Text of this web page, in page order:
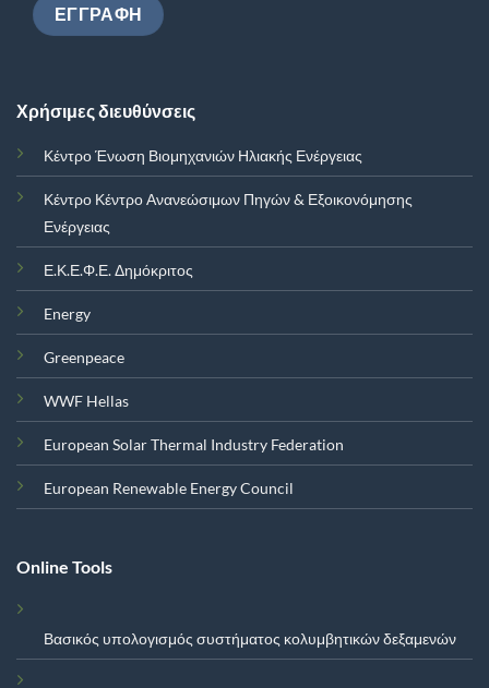
Χρήσιμες διευθύνσεις
Κέντρο Ένωση Βιομηχανιών Ηλιακής Ενέργειας
Κέντρο Κέντρο Ανανεώσιμων Πηγών & Εξοικονόμησης
Ενέργειας
Ε.Κ.Ε.Φ.Ε. Δημόκριτος
Energy
Greenpeace
WWF Hellas
European Solar Thermal Industry Federation
European Renewable Energy Council
Online Tools
Βασικός υπολογισμός συστήματος κολυμβητικών δεξαμενών